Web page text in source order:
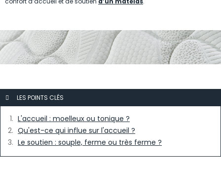
LES POINTS CLÉS
L'accueil : moelleux ou tonique ?
Qu'est-ce qui influe sur l'accueil ?
Le soutien : souple, ferme ou très ferme ?